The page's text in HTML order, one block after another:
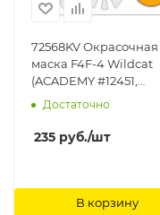
72568KV Окрасочная
маска F4F-4 Wildcat
(ACADEMY #12451,
Academy/Minicraft
+ маски на диски и
колеса KV Models
Достаточно
235 руб./шт
В корзину